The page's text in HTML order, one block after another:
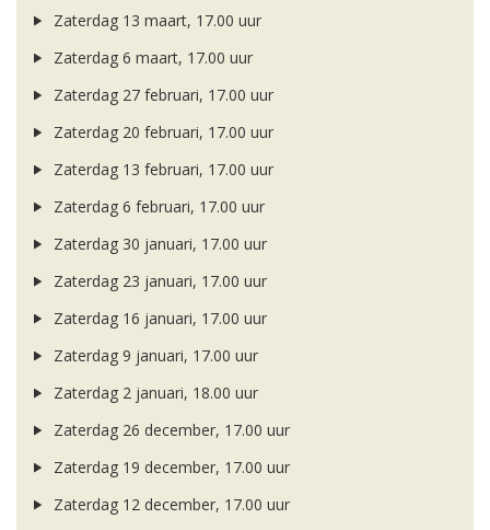
Zaterdag 13 maart, 17.00 uur
Zaterdag 6 maart, 17.00 uur
Zaterdag 27 februari, 17.00 uur
Zaterdag 20 februari, 17.00 uur
Zaterdag 13 februari, 17.00 uur
Zaterdag 6 februari, 17.00 uur
Zaterdag 30 januari, 17.00 uur
Zaterdag 23 januari, 17.00 uur
Zaterdag 16 januari, 17.00 uur
Zaterdag 9 januari, 17.00 uur
Zaterdag 2 januari, 18.00 uur
Zaterdag 26 december, 17.00 uur
Zaterdag 19 december, 17.00 uur
Zaterdag 12 december, 17.00 uur